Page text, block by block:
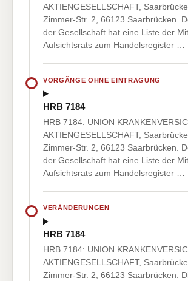
AKTIENGESELLSCHAFT,
Zimmer-Str. 2, 66123 Saarbrücken.
der Gesellschaft hat eine Liste der
Aufsichtsrats zum Handelsregister …
VORGÄNGE OHNE EINTRAGUNG
HRB 7184
HRB 7184: UNION
AKTIENGESELLSCHAFT,
Zimmer-Str. 2, 66123 Saarbrücken.
der Gesellschaft hat eine Liste der
Aufsichtsrats zum Handelsregister …
VERÄNDERUNGEN
HRB 7184
HRB 7184: UNION
AKTIENGESELLSCHAFT,
Zimmer-Str. 2, 66123 Saarbrücken.